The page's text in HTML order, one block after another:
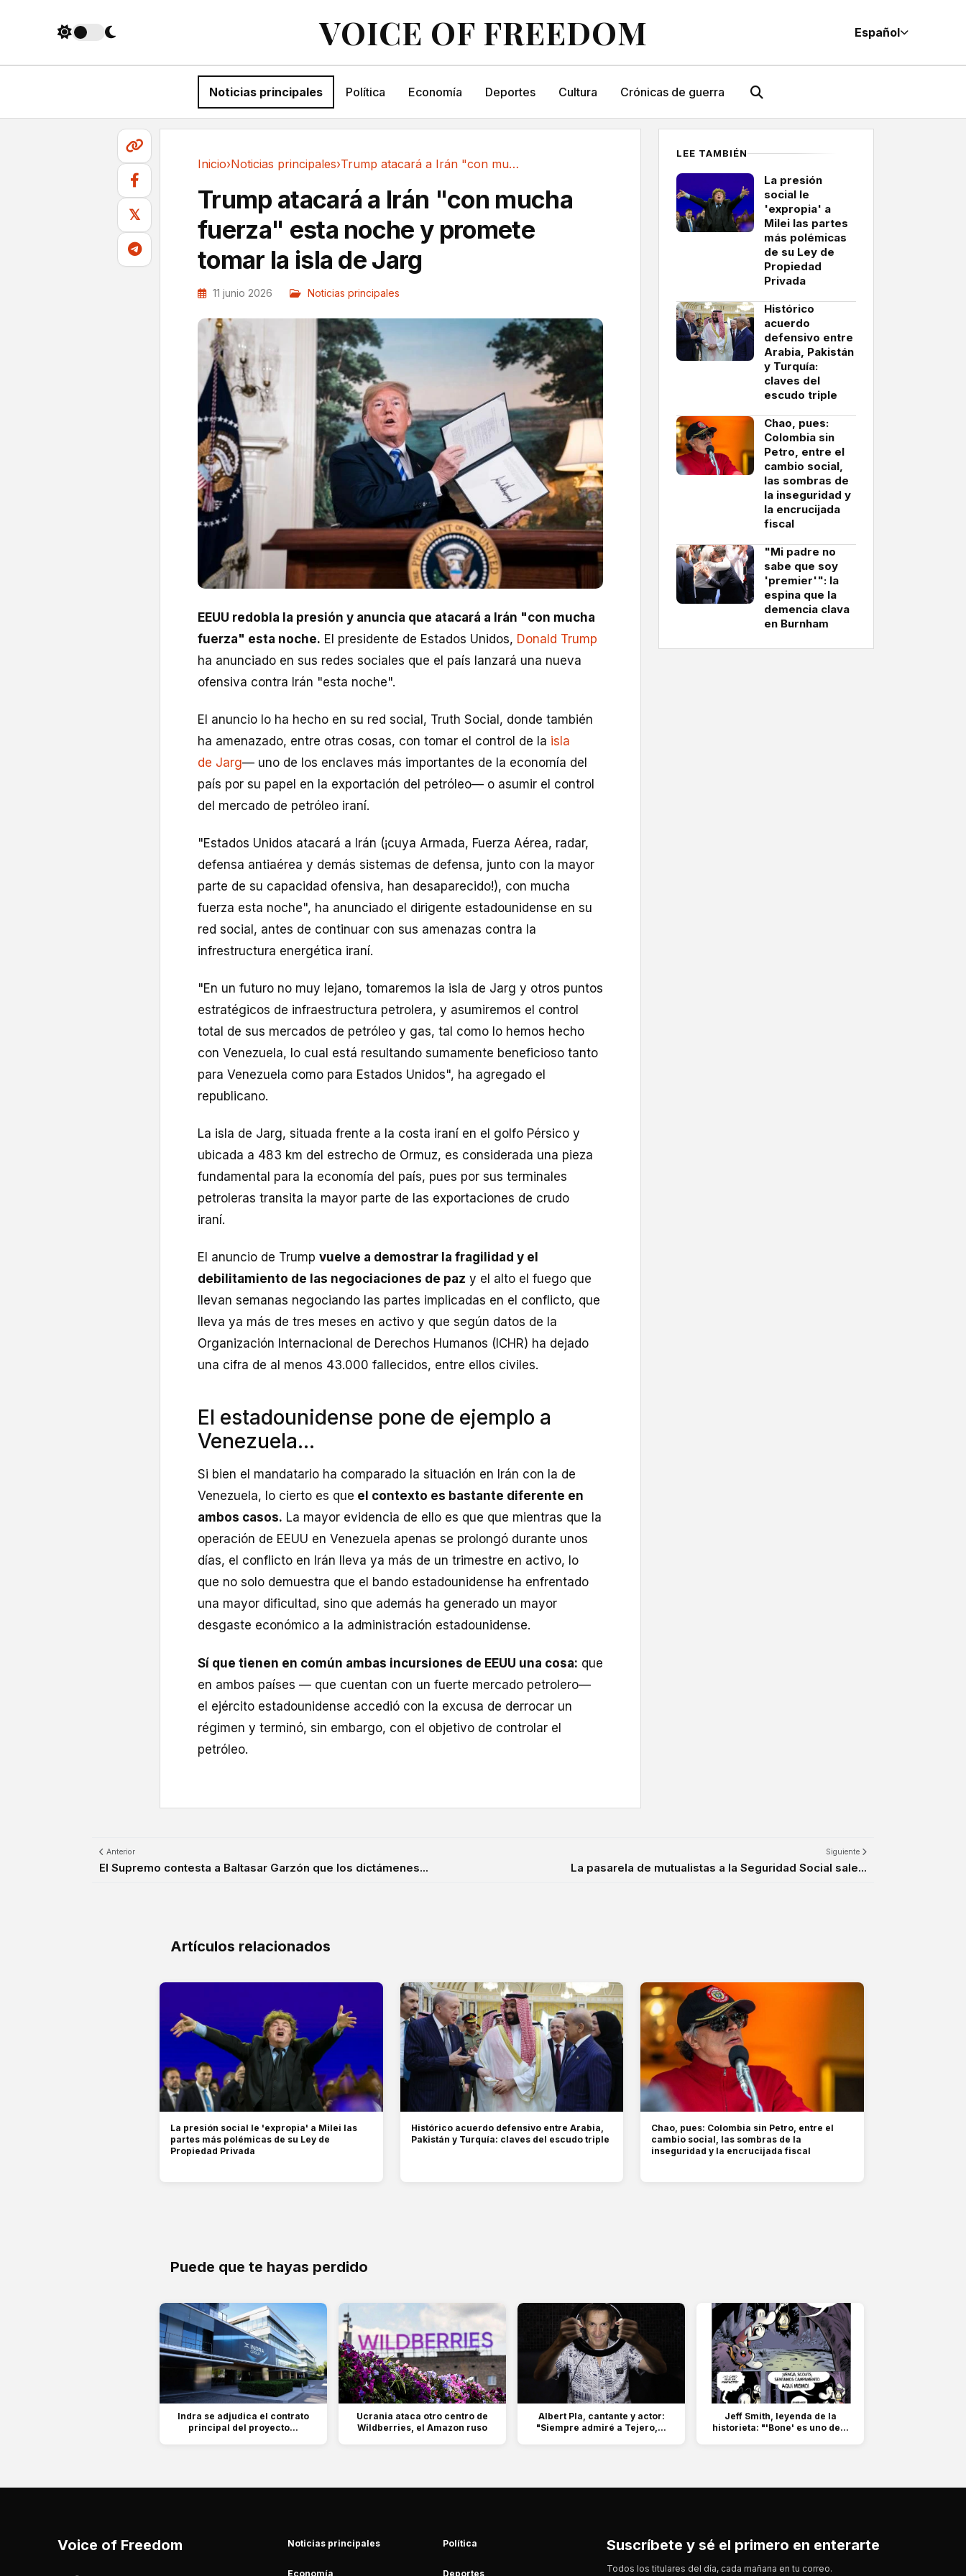
VOICE OF FREEDOM Español
Noticias principales Política Economía Deportes Cultura Crónicas de guerra
𝕏
Inicio›Noticias principales› Trump atacará a Irán "con mucha fuerza" esta...
Trump atacará a Irán "con mucha
fuerza" esta noche y promete
tomar la isla de Jarg
11 junio 2026 Noticias principales
EEUU redobla la presión y anuncia que atacará a Irán "con mucha
fuerza" esta noche. El presidente de Estados Unidos, Donald Trump
ha anunciado en sus redes sociales que el país lanzará una nueva
ofensiva contra Irán "esta noche".
El anuncio lo ha hecho en su red social, Truth Social, donde también
ha amenazado, entre otras cosas, con tomar el control de la isla
de Jarg— uno de los enclaves más importantes de la economía del
país por su papel en la exportación del petróleo— o asumir el control
del mercado de petróleo iraní.
"Estados Unidos atacará a Irán (¡cuya Armada, Fuerza Aérea, radar,
defensa antiaérea y demás sistemas de defensa, junto con la mayor
parte de su capacidad ofensiva, han desaparecido!), con mucha
fuerza esta noche", ha anunciado el dirigente estadounidense en su
red social, antes de continuar con sus amenazas contra la
infrestructura energética iraní.
"En un futuro no muy lejano, tomaremos la isla de Jarg y otros puntos
estratégicos de infraestructura petrolera, y asumiremos el control
total de sus mercados de petróleo y gas, tal como lo hemos hecho
con Venezuela, lo cual está resultando sumamente beneficioso tanto
para Venezuela como para Estados Unidos", ha agregado el
republicano.
La isla de Jarg, situada frente a la costa iraní en el golfo Pérsico y
ubicada a 483 km del estrecho de Ormuz, es considerada una pieza
fundamental para la economía del país, pues por sus terminales
petroleras transita la mayor parte de las exportaciones de crudo
iraní.
El anuncio de Trump vuelve a demostrar la fragilidad y el
debilitamiento de las negociaciones de paz y el alto el fuego que
llevan semanas negociando las partes implicadas en el conflicto, que
lleva ya más de tres meses en activo y que según datos de la
Organización Internacional de Derechos Humanos (ICHR) ha dejado
una cifra de al menos 43.000 fallecidos, entre ellos civiles.
El estadounidense pone de ejemplo a
Venezuela...
Si bien el mandatario ha comparado la situación en Irán con la de
Venezuela, lo cierto es que el contexto es bastante diferente en
ambos casos. La mayor evidencia de ello es que que mientras que la
operación de EEUU en Venezuela apenas se prolongó durante unos
días, el conflicto en Irán lleva ya más de un trimestre en activo, lo
que no solo demuestra que el bando estadounidense ha enfrentado
una mayor dificultad, sino que además ha generado un mayor
desgaste económico a la administración estadounidense.
Sí que tienen en común ambas incursiones de EEUU una cosa: que
en ambos países — que cuentan con un fuerte mercado petrolero—
el ejército estadounidense accedió con la excusa de derrocar un
régimen y terminó, sin embargo, con el objetivo de controlar el
petróleo.
LEE TAMBIÉN
La presión
social le
'expropia' a
Milei las partes
más polémicas
de su Ley de
Propiedad
Privada
Histórico
acuerdo
defensivo entre
Arabia, Pakistán
y Turquía:
claves del
escudo triple
Chao, pues:
Colombia sin
Petro, entre el
cambio social,
las sombras de
la inseguridad y
la encrucijada
fiscal
"Mi padre no
sabe que soy
'premier'": la
espina que la
demencia clava
en Burnham
Anterior
El Supremo contesta a Baltasar Garzón que los dictámenes...
Siguiente
La pasarela de mutualistas a la Seguridad Social sale...
Artículos relacionados
La presión social le 'expropia' a Milei las
partes más polémicas de su Ley de
Propiedad Privada
Histórico acuerdo defensivo entre Arabia,
Pakistán y Turquía: claves del escudo triple
Chao, pues: Colombia sin Petro, entre el
cambio social, las sombras de la
inseguridad y la encrucijada fiscal
Puede que te hayas perdido
Indra se adjudica el contrato
principal del proyecto...
Ucrania ataca otro centro de
Wildberries, el Amazon ruso
Albert Pla, cantante y actor:
"Siempre admiré a Tejero,...
Jeff Smith, leyenda de la
historieta: "'Bone' es uno de...
Voice of Freedom Noticias principales Política
Economía Deportes
Suscríbete y sé el primero en enterarte
Todos los titulares del día, cada mañana en tu correo.